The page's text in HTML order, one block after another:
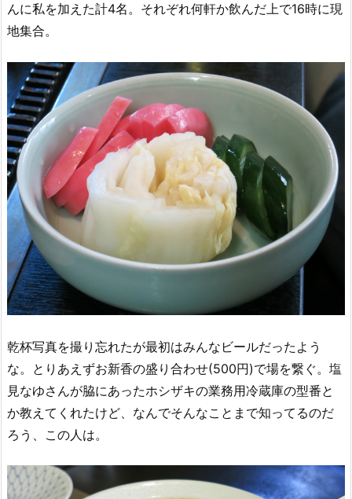
んに私を加えた計4名。それぞれ何軒か飲んだ上で16時に現
地集合。
乾杯写真を撮り忘れたが最初はみんなビールだったよう
な。とりあえずお新香の盛り合わせ(500円)で場を繋ぐ。塩
見なゆさんが脇にあったホシザキの業務用冷蔵庫の型番と
か教えてくれたけど、なんでそんなことまで知ってるのだ
ろう、この人は。